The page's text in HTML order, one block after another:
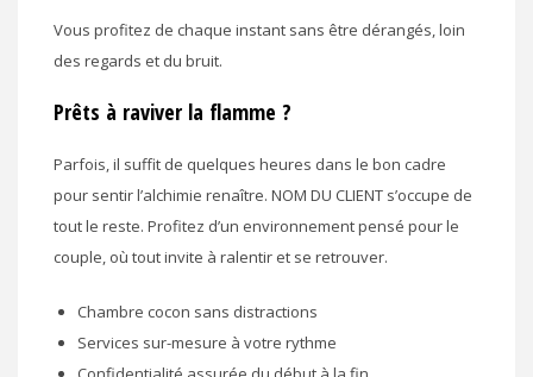
Vous profitez de chaque instant sans être dérangés, loin
des regards et du bruit.
Prêts à raviver la flamme ?
Parfois, il suffit de quelques heures dans le bon cadre
pour sentir l’alchimie renaître. NOM DU CLIENT s’occupe de
tout le reste. Profitez d’un environnement pensé pour le
couple, où tout invite à ralentir et se retrouver.
Chambre cocon sans distractions
Services sur-mesure à votre rythme